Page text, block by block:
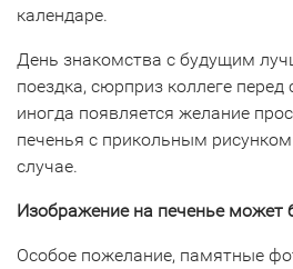
календаре.
День знакомства с будущим
поездка, сюрприз коллеге
иногда появляется желание
печенья с прикольным
случае.
Изображение на печенье
Особое пожелание, памятные